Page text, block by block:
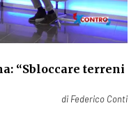
“Sbloccare terreni
di Federico Conti